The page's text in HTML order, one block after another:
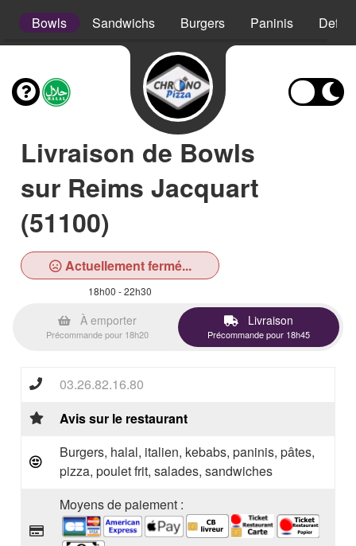
Bowls Sandwichs Burgers Paninis
Livraison de Bowls
sur Reims Jacquart
(51100)
Actuellement fermé...
18h00 - 22h30
À emporter
Précommande pour 18h20
Livraison
Précommande pour 18h45
03.26.82.16.80
Avis sur le restaurant
Burgers, halal, italien, kebabs, paninis, pâtes,
pizza, poulet frit, salades, sandwiches
Moyens de paiement :